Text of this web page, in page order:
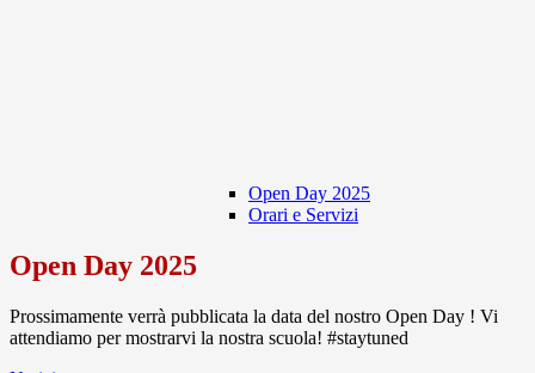
Open Day 2025
Orari e Servizi
Open Day 2025
Prossimamente verrà pubblicata la data del nostro Open Day ! Vi
attendiamo per mostrarvi la nostra scuola! #staytuned